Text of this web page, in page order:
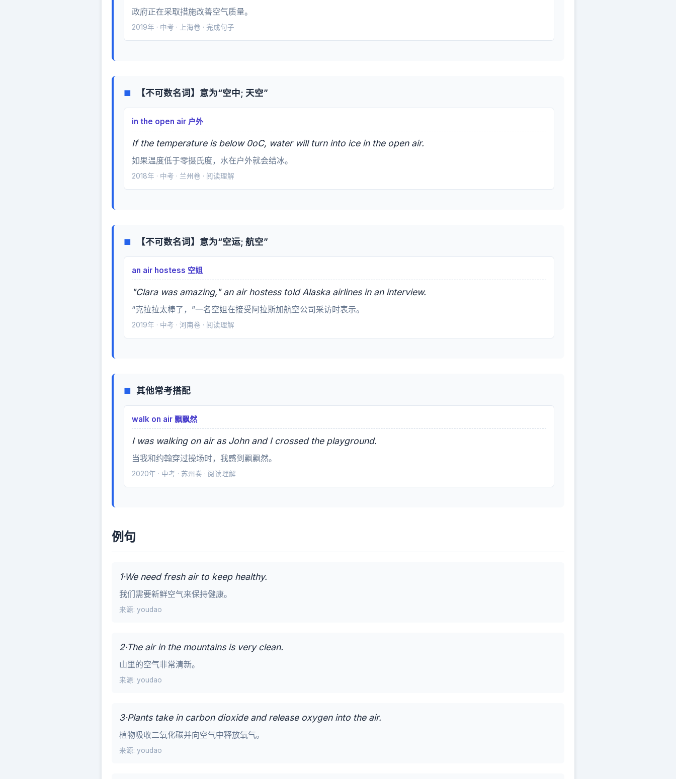
政府正在采取措施改善空气质量。
2019年 · 中考 · 上海卷 · 完成句子
■ 【不可数名词】意为“空中; 天空”
in the open air 户外
If the temperature is below 0oC, water will turn into ice in the open air.
如果温度低于零摄氏度，水在户外就会结冰。
2018年 · 中考 · 兰州卷 · 阅读理解
■ 【不可数名词】意为“空运; 航空”
an air hostess 空姐
"Clara was amazing," an air hostess told Alaska airlines in an interview.
“克拉拉太棒了，”一名空姐在接受阿拉斯加航空公司采访时表示。
2019年 · 中考 · 河南卷 · 阅读理解
■ 其他常考搭配
walk on air 飘飘然
I was walking on air as John and I crossed the playground.
当我和约翰穿过操场时，我感到飘飘然。
2020年 · 中考 · 苏州卷 · 阅读理解
例句
1·We need fresh air to keep healthy.
我们需要新鲜空气来保持健康。
来源: youdao
2·The air in the mountains is very clean.
山里的空气非常清新。
来源: youdao
3·Plants take in carbon dioxide and release oxygen into the air.
植物吸收二氧化碳并向空气中释放氧气。
来源: youdao